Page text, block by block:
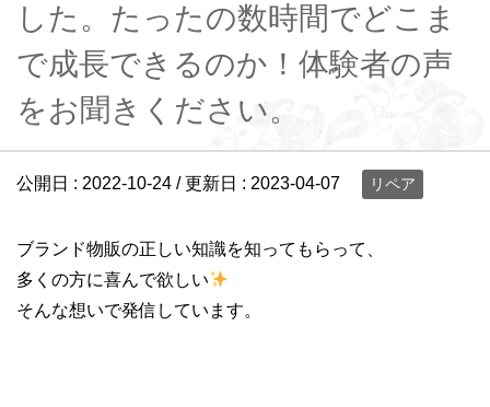
した。たったの数時間でどこま
で成長できるのか！体験者の声
をお聞きください。
公開日 : 2022-10-24 / 更新日 : 2023-04-07 リペア
ブランド物販の正しい知識を知ってもらって、
多くの方に喜んで欲しい
そんな想いで発信しています。